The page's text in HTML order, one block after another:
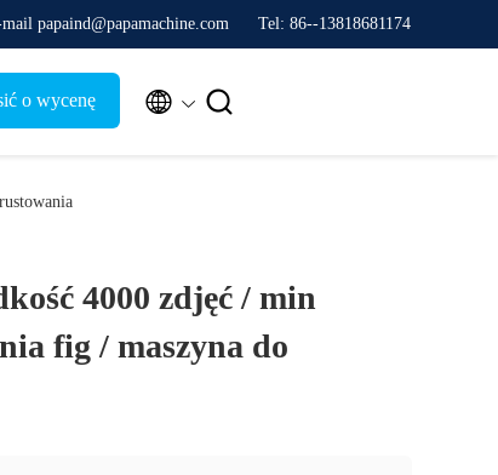
papaind@papamachine.com Tel: 86--13818681174
o wycenę  
4000 zdjęć / min
fig / maszyna do